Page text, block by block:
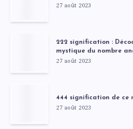
27 août 2023
222 signification :
mystique du nombre
27 août 2023
444 signification de ce
27 août 2023